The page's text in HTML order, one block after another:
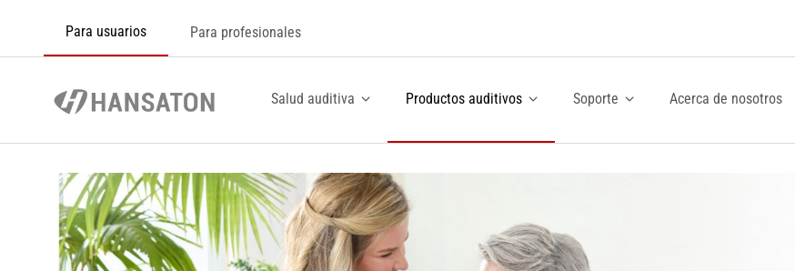
Para usuarios Para profesionales
Salud auditiva Productos auditivos Soporte Acerca de nosotros